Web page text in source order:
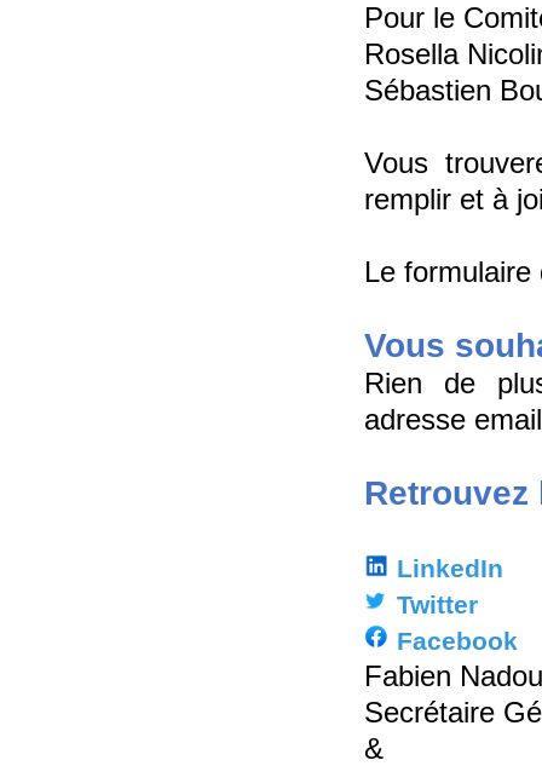
Pour le
Rosella
Sébastien
Vous
remplir et à
Le
Vous
Rien de
adresse
LinkedIn
Twitter
Facebook
Fabien Nadou
Secrétaire
&